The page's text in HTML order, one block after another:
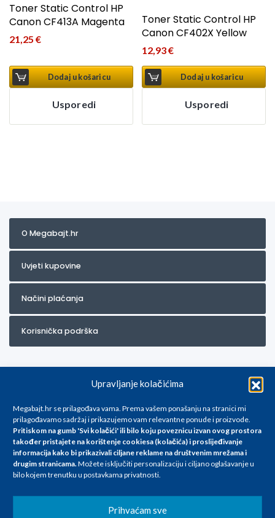
Upravljanje kolačićima
Megabajt.hr se prilagođava vama. Prema vašem ponašanju na stranici mi
prilagođavamo sadržaj i prikazujemo vam relevantne ponude i proizvode.
Pritiskom na gumb 'Svi kolačići' ili bilo koju poveznicu izvan ovog prostora
također pristajete na korištenje cookiesa (kolačića) i proslijeđivanje
informacija kako bi prikazivali ciljane reklame na društvenim mrežama i
drugim stranicama.Možete isključiti personalizaciju i ciljano oglašavanje u
bilo kojem trenutku u postavkama privatnosti.
Prihvaćam sve
Toner Static Control HP
Canon CF413A Magenta
21,25 €
Dodaj u košaricu
Usporedi
Toner Static Control HP
Canon CF402X Yellow
12,93€
Dodaj u košaricu
Usporedi
O Megabajt.hr
Uvjeti kupovine
Načini plaćanja
Korisnička podrška
Za artikle kojih trenutno nema u ponudi obratite nam se na
info@megabajt.hr. Sve cijene su informativnog karaktera i podložne su
promjenama, a
iskazane su za avansno plaćanje(gotovina) u Eurima i uključuju PDV. Sve
se razlikovati od cijena u našim poslovnicama. Trudimo se dati što bolji
i točniji opis i sliku. Unatoč tome, ne možemo garantirati da su svi